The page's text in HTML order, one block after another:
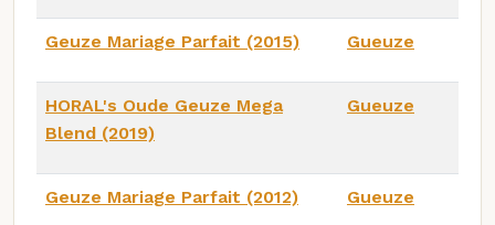
Geuze Mariage Parfait (2015) Gueuze
HORAL's Oude Geuze Mega
Blend (2019)
Gueuze
Geuze Mariage Parfait (2012) Gueuze